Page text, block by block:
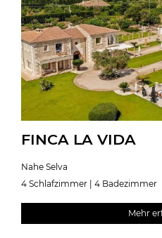
FINCA LA VIDA
Nahe Selva
4 Schlafzimmer | 4 Badezimmer
Mehr